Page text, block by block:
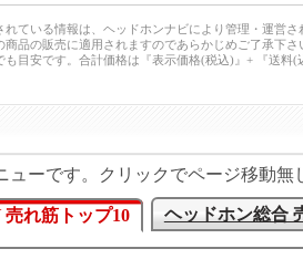
ている情報は、ヘッドホンナビにより管理・運営
商品の販売に適用されますのであらかじめご了承下さ
目安です。合計価格は『表示価格(税込)』+ 『送料
ューです。クリックでページ移動無
売れ筋トップ10 ヘッドホン総合